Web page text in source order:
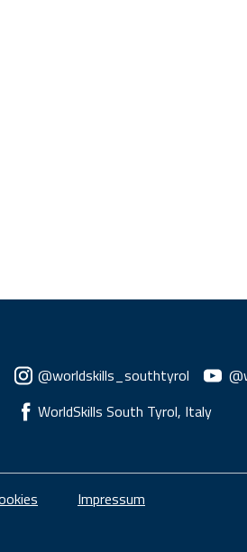
Social menu
@worldskills_southtyrol
WorldSkills South Tyrol, Italy
Piè di pagina
Impressum